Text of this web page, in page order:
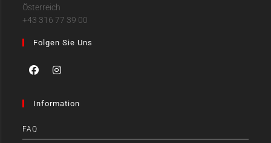
Österreich
+43 316 77 39 00
Folgen Sie Uns
Information
FAQ